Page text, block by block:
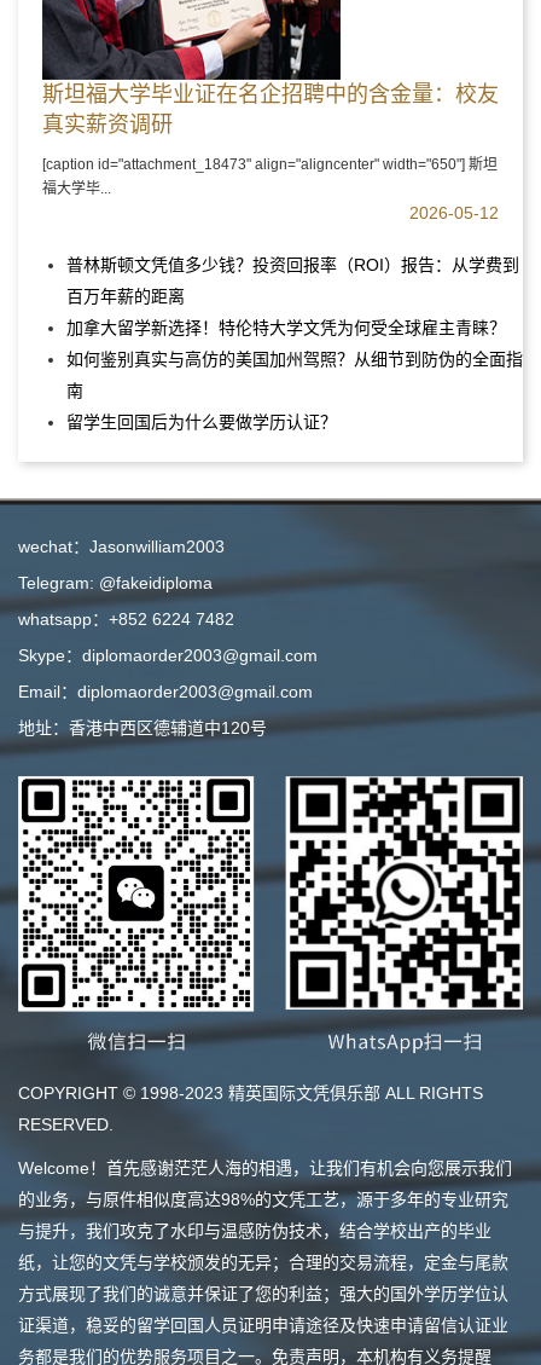
斯坦福大学毕业证在名企招聘中的含金量：校友
真实薪资调研
[caption id="attachment_18473" align="aligncenter" width="650"] 斯坦
福大学毕...
2026-05-12
普林斯顿文凭值多少钱？投资回报率（ROI）报告：从学费到
百万年薪的距离
加拿大留学新选择！特伦特大学文凭为何受全球雇主青睐？
如何鉴别真实与高仿的美国加州驾照？从细节到防伪的全面指
南
留学生回国后为什么要做学历认证？
wechat：Jasonwilliam2003
Telegram: @fakeidiploma
whatsapp：+852 6224 7482
Skype：diplomaorder2003@gmail.com
Email：diplomaorder2003@gmail.com
地址：香港中西区德辅道中120号
COPYRIGHT © 1998-2023 精英国际文凭俱乐部 ALL RIGHTS
RESERVED.
Welcome！首先感谢茫茫人海的相遇，让我们有机会向您展示我们
的业务，与原件相似度高达98%的文凭工艺，源于多年的专业研究
与提升，我们攻克了水印与温感防伪技术，结合学校出产的毕业
纸，让您的文凭与学校颁发的无异；合理的交易流程，定金与尾款
方式展现了我们的诚意并保证了您的利益；强大的国外学历学位认
证渠道，稳妥的留学回国人员证明申请途径及快速申请留信认证业
务都是我们的优势服务项目之一。免责声明，本机构有义务提醒